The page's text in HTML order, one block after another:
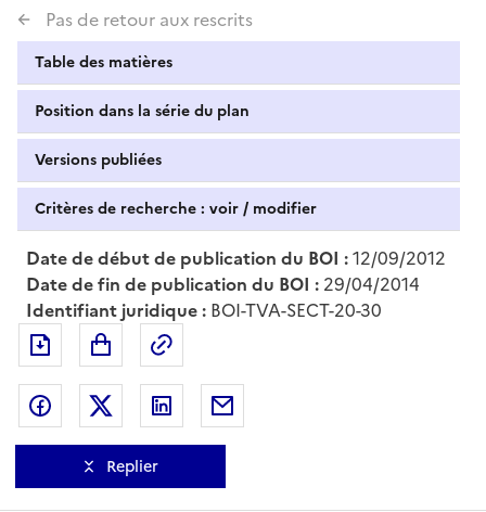
Pas de retour aux rescrits
Table des matières
Position dans la série du plan
Versions publiées
Critères de recherche : voir / modifier
Date de début de publication du BOI :12/09/2012
Date de fin de publication du BOI : 29/04/2014
Identifiant juridique : BOI-TVA-SECT-20-30
Exporter le document au format pdf
Partager sur Facebook
Partager sur Twitter
Partager sur LinkedIn
Replier